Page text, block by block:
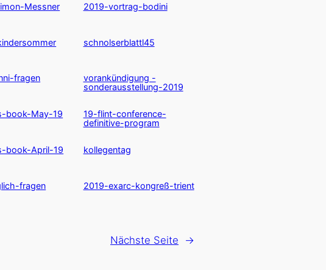
Messner 2019-vortrag-bodini
schnolserblattl45
fragen
vorankündigung -
sonderausstellung-2019
book-May-19
19-flint-conference-
definitive-program
book-April-19 kollegentag
fragen 2019-exarc-kongreß-trient
Nächste Seite →